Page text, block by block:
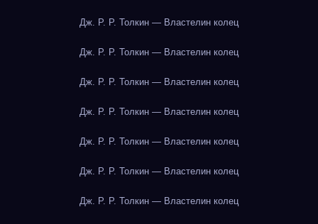
Дж. Р. Р. Толкин — Властелин колец
Дж. Р. Р. Толкин — Властелин колец
Дж. Р. Р. Толкин — Властелин колец
Дж. Р. Р. Толкин — Властелин колец
Дж. Р. Р. Толкин — Властелин колец
Дж. Р. Р. Толкин — Властелин колец
Дж. Р. Р. Толкин — Властелин колец